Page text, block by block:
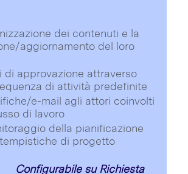
dei contenuti e la
aggiornamento del loro
di approvazione attraverso
di attività predefinite
e-mail agli attori coinvolti
di lavoro
della pianificazione
di progetto
Configurabile su Richiesta